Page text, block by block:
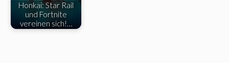
Honkai: Star Rail
und Fortnite
vereinen sich!…